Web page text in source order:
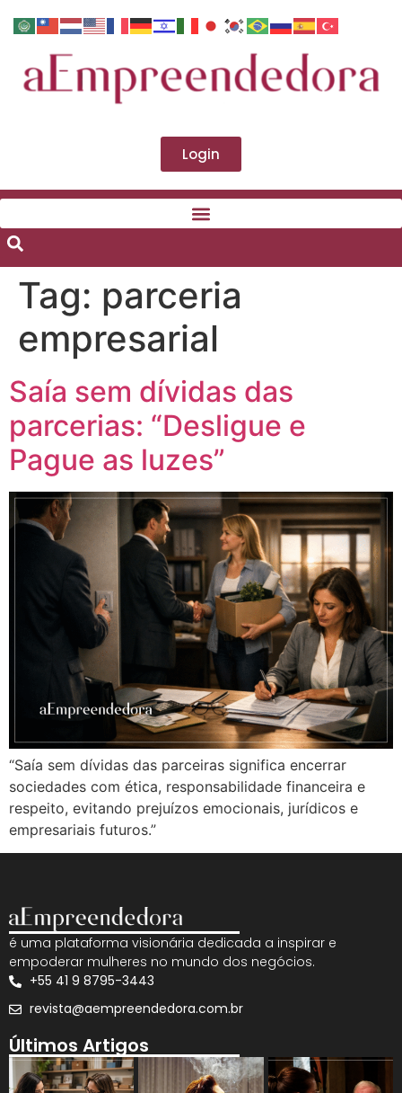
Login
Tag: parceria
empresarial
Saía sem dívidas das
parcerias: “Desligue e
Pague as luzes”
“Saía sem dívidas das parceiras significa encerrar
sociedades com ética, responsabilidade financeira e
respeito, evitando prejuízos emocionais, jurídicos e
empresariais futuros.”
é uma plataforma visionária dedicada a inspirar e
empoderar mulheres no mundo dos negócios.
+55 41 9 8795-3443
revista@aempreendedora.com.br
Últimos Artigos